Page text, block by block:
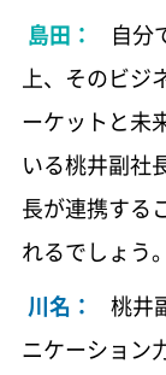
島田：
自分
上、そのビジ
ーケットと未
いる桃井副社
長が連携する
れるでしょう。
川名：
桃井
ニケーション